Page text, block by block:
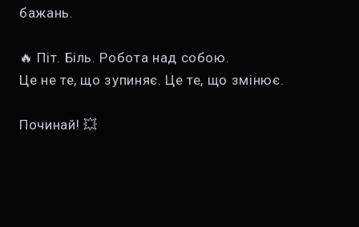
бажань.
🔥 Піт. Біль. Робота над собою.
Це не те, що зупиняє. Це те, що змінює.
Починай! 💥